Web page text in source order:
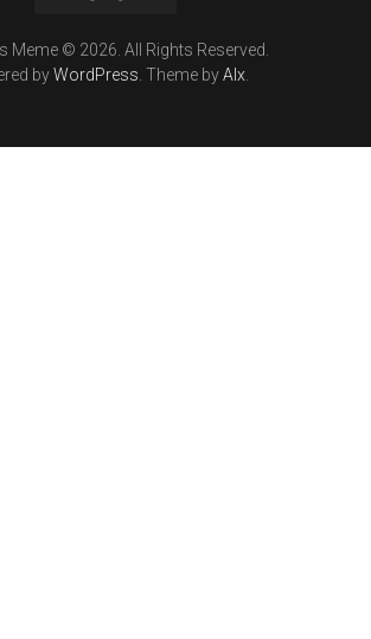
Meme © 2026. All Rights Reserved.
byWordPress . Theme byAlx